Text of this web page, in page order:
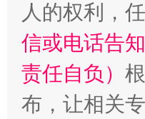
人的权利，
信或电话告
责任自负）
布，让相关